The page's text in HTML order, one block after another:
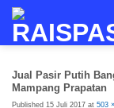
content
Jual Pasir Putih
Mampang Prapatan
Published 15 Juli 2017 at 503